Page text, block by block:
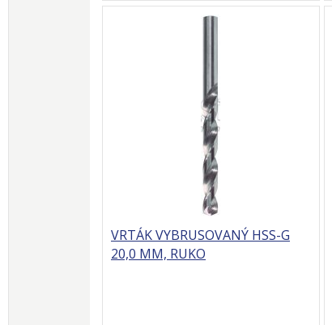
VRTÁK VYBRUSOVANÝ HSS-G
20,0 MM, RUKO